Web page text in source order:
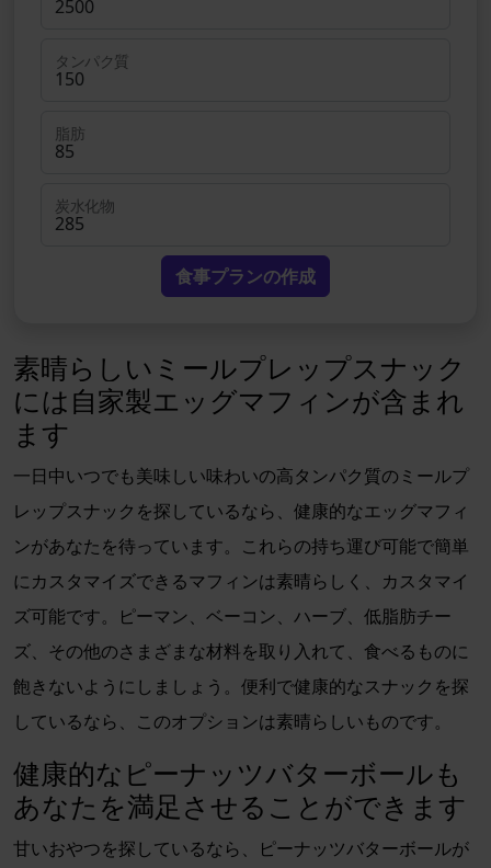
タンパク質
脂肪
炭水化物
食事プランの作成
素晴らしいミールプレップスナック
には自家製エッグマフィンが含まれ
ます
一日中いつでも美味しい味わいの高タンパク質のミールプ
レップスナックを探しているなら、健康的なエッグマフィ
ンがあなたを待っています。これらの持ち運び可能で簡単
にカスタマイズできるマフィンは素晴らしく、カスタマイ
ズ可能です。ピーマン、ベーコン、ハーブ、低脂肪チー
ズ、その他のさまざまな材料を取り入れて、食べるものに
飽きないようにしましょう。便利で健康的なスナックを探
しているなら、このオプションは素晴らしいものです。
健康的なピーナッツバターボールも
あなたを満足させることができます
甘いおやつを探しているなら、ピーナッツバターボールが